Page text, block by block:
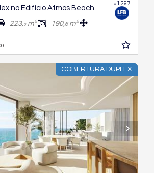
#1.297
no Edifício Atmos Beach
223,0m² 190,6m²
COBERTURA DUPLEX